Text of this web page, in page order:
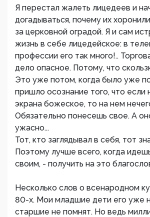
Я перестал жалеть лицедеев и
догадываться, почему их
за церковной оградой. Я и сам
жизнь в себе лицедейское: в
профессии его так много!..
дело опасное. Потому, что
Это уже потом, когда было уже
пришло осознание того, что если
экрана божеское, то на нем
Обязательно понесешь свое. А
ужасно...
Тот, кто заглядывал в себя, тот
Поэтому лучше всего, когда
своим, - получить на это
Несколько слов о всенародном
80-х. Мои младшие дети его уже
старшие не помнят. Но ведь